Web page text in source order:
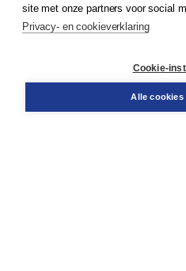
Bestellen
site met onze partners voor social
Privacy- en cookieverklaring
Cookie-
Alle cookies